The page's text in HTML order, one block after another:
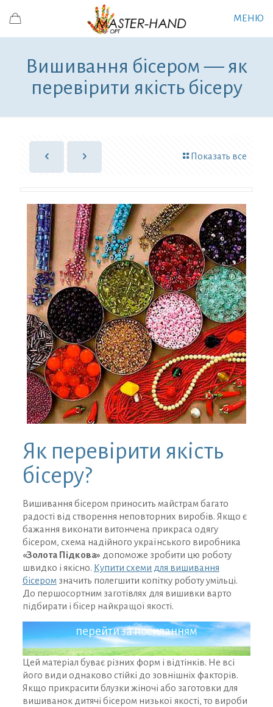
МЕНЮ
Вишивання бісером — як
перевірити якість бісеру
Показать все
Як перевірити якість
бісеру?
Вишивання бісером приносить майстрам багато
радості від створення неповторних виробів. Якщо є
бажання виконати витончена прикраса одягу
бісером, схема надійного українського виробника
«Золота Підкова» допоможе зробити цю роботу
швидко і якісно. Купити схеми для вишивання
бісером значить полегшити копітку роботу умільці.
До першосортним заготівлях для вишивки варто
підбирати і бісер найкращої якості.
ЗАРЕЄСТРУВАТИСЯ ТА ОТРИМАТИ ДОСТУП
ДО ДИСКОНТНОЇ ПРОГРАМИ
перейти за посиланням
Цей матеріал буває різних форм і відтінків. Не всі
його види однаково стійкі до зовнішніх факторів.
Якщо прикрасити блузки жіночі або заготовки для
вишиванок дитячі бісером низької якості, то вироби